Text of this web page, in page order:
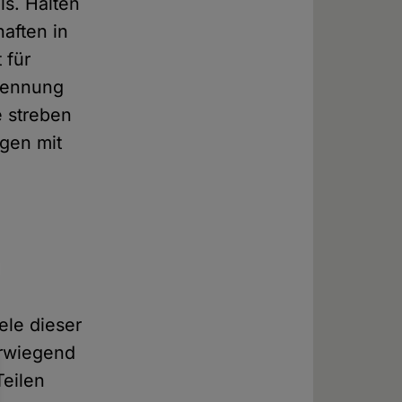
in
für
streben
mit
dieser